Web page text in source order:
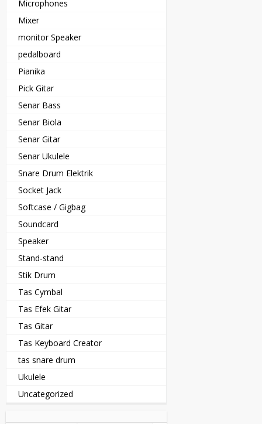
Microphones
Mixer
monitor Speaker
pedalboard
Pianika
Pick Gitar
Senar Bass
Senar Biola
Senar Gitar
Senar Ukulele
Snare Drum Elektrik
Socket Jack
Softcase / Gigbag
Soundcard
Speaker
Stand-stand
Stik Drum
Tas Cymbal
Tas Efek Gitar
Tas Gitar
Tas Keyboard Creator
tas snare drum
Ukulele
Uncategorized